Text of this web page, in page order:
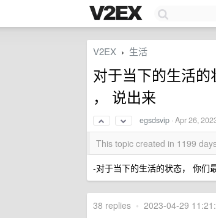
V2EX › 生活
对于当下的生活
， 说出来
egsdsvip ·Apr 26,
This topic created in 1199
-对于当下的生活的状态， 你们
38 replies • 2023-04-29